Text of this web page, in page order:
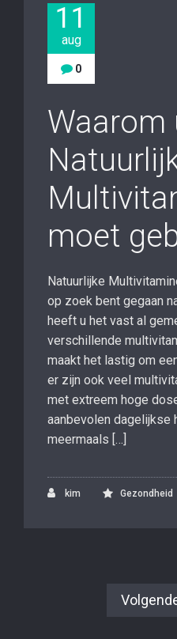
11
aug
0
Waarom
moet
Natuurlijke
op zoek bent gegaan
heeft u het vast al
verschillende
maakt het lastig om
er zijn ook veel
met extreem hoge
aanbevolen dagelijkse
meermaals […]
kim Gezondheid